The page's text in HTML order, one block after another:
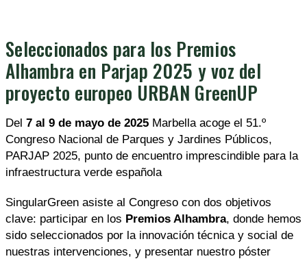
Seleccionados para los Premios
Alhambra en Parjap 2025 y voz del
proyecto europeo URBAN GreenUP
Del 7 al 9 de mayo de 2025 Marbella acoge el 51.º
Congreso Nacional de Parques y Jardines Públicos,
PARJAP 2025, punto de encuentro imprescindible para la
infraestructura verde española
SingularGreen asiste al Congreso con dos objetivos
clave: participar en los Premios Alhambra, donde hemos
sido seleccionados por la innovación técnica y social de
nuestras intervenciones, y presentar nuestro póster